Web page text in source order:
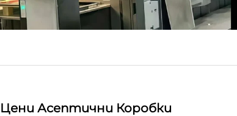
Асептични Коробки